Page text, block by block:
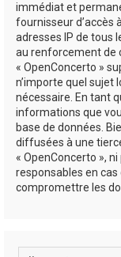
immédiat et
fournisseur d’accès
adresses IP de tous
au renforcement de
« OpenConcerto »
n’importe quel sujet
nécessaire. En tant
informations que
base de données.
diffusées à une
« OpenConcerto »,
responsables en
compromettre les